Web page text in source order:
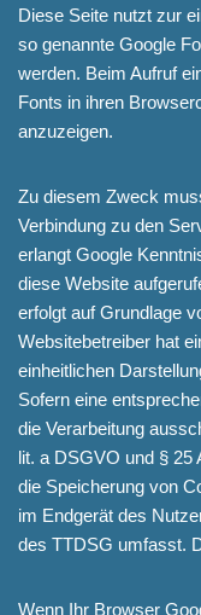
Diese Seite nutzt zur
so genannte Google
werden. Beim Aufruf
Fonts in ihren
anzuzeigen.
Zu diesem Zweck
Verbindung zu den
erlangt Google
diese Website
erfolgt auf Grundlage
Websitebetreiber hat
einheitlichen
Sofern eine
die Verarbeitung
lit. a DSGVO und § 25
die Speicherung von
im Endgerät des
des TTDSG umfasst.
Wenn Ihr Browser